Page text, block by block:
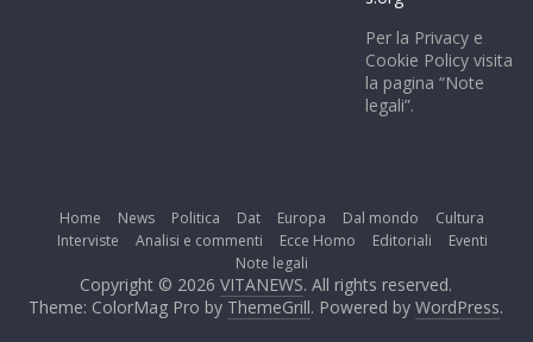
Per la Privacy e
Cookie Policy visita
la pagina “Note
legali”.
Home News Politica Dat Europa Dal mondo
Cultura
Interviste
Analisi e commenti Ecce Homo Editoriali
Eventi
Note legali
Copyright © 2026VITANEWS. All rights reserved.
Theme: ColorMag Pro by ThemeGrill. Powered byWordPress.